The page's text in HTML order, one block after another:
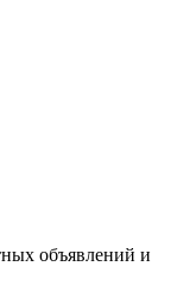
объявлений и